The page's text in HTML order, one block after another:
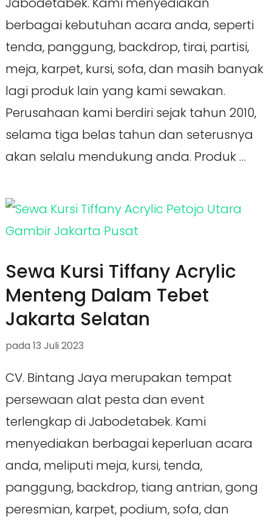
berbagai kebutuhan acara anda, seperti
tenda, panggung, backdrop, tirai, partisi,
meja, karpet, kursi, sofa, dan masih banyak
lagi produk lain yang kami sewakan.
Perusahaan kami berdiri sejak tahun 2010,
selama tiga belas tahun dan seterusnya
akan selalu mendukung anda. Produk …
Sewa Kursi Tiffany Acrylic
Menteng Dalam Tebet
Jakarta Selatan
pada 13 Juli 2023
CV. Bintang Jaya merupakan tempat
persewaan alat pesta dan event
terlengkap di Jabodetabek. Kami
menyediakan berbagai keperluan acara
anda, meliputi meja, kursi, tenda,
panggung, backdrop, tiang antrian, gong
peresmian, karpet, podium, sofa, dan